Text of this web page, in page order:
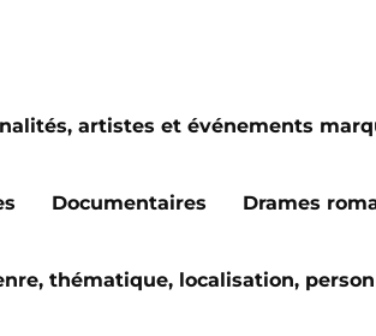
artistes et événements
Documentaires Drames
thématique, localisation,